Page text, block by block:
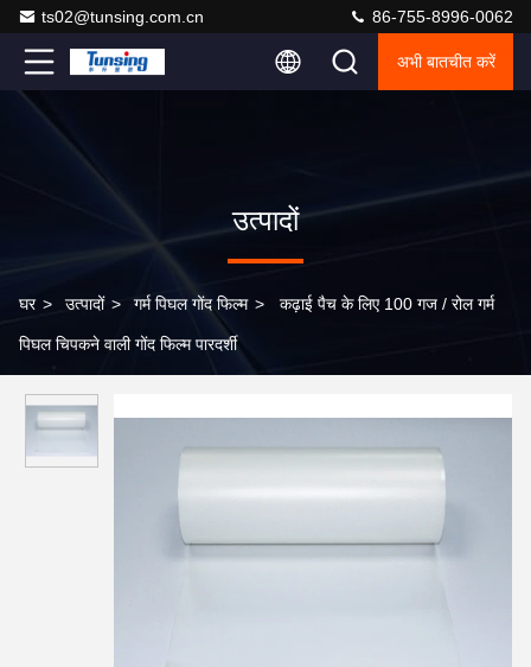
ts02@tunsing.com.cn 86-755-8996-0062
अभी बातचीत करें
उत्पादों
घर > उत्पादों > गर्म पिघल गोंद फिल्म > कढ़ाई पैच के लिए 100 गज / रोल गर्म
पिघल चिपकने वाली गोंद फिल्म पारदर्शी